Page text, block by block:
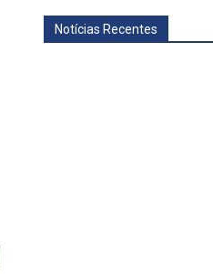
Notícias Recentes